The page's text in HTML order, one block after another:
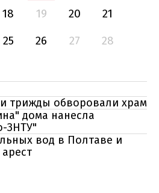
18 19 20
21
25 26 27
28
трижды обворовали храм
дома нанесла
ЗНТУ"
вод в Полтаве и